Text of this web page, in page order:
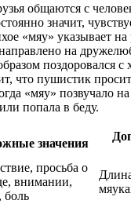
общаются с
значит,
«мяу» указывает на
на
поздоровался с
что пушистик
«мяу» позвучало
попала в беду.
значения
просьба о
внимании,
боль